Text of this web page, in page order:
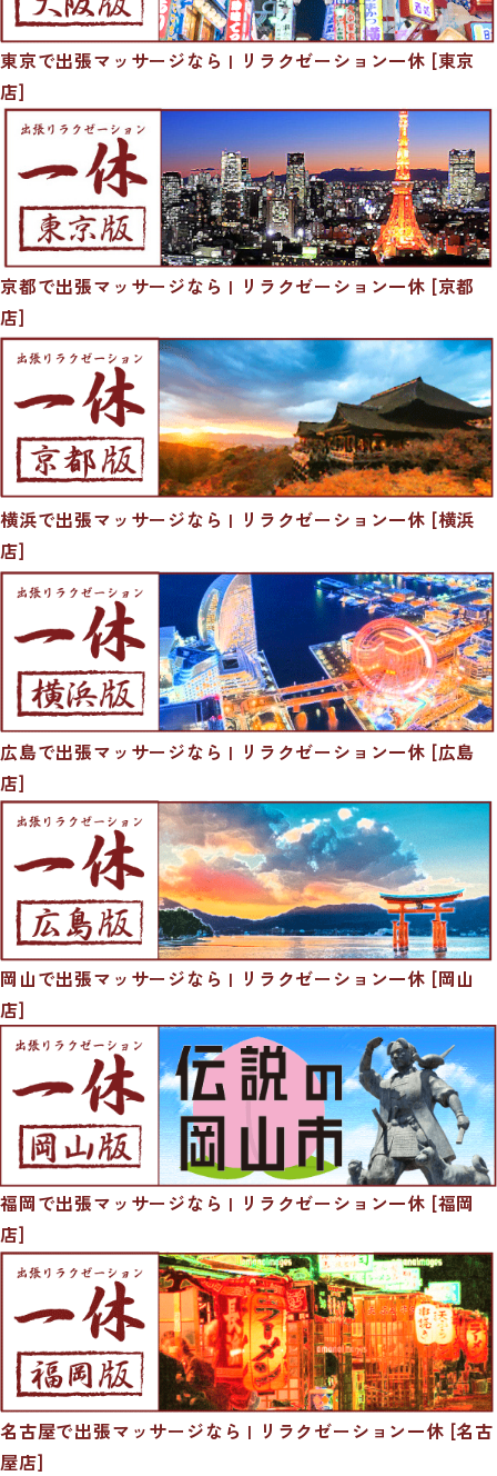
東京で出張マッサージなら | リラクゼーション一休 [東京
店]
京都で出張マッサージなら | リラクゼーション一休 [京都
店]
横浜で出張マッサージなら | リラクゼーション一休 [横浜
店]
広島で出張マッサージなら | リラクゼーション一休 [広島
店]
岡山で出張マッサージなら | リラクゼーション一休 [岡山
店]
福岡で出張マッサージなら | リラクゼーション一休 [福岡
店]
名古屋で出張マッサージなら | リラクゼーション一休 [名古
屋店]